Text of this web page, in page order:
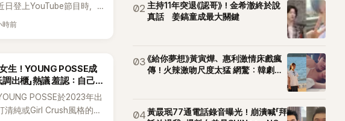
日登上YouTube節目時，
姻觀，直言無法理解「連
前
生！YOUNG POSSE成
調出櫃」熱議 羞認：自己
POSSE於2023年出
清純或Girl Crush風格的女
02 主持11年突退《認哥》！金希澈終於說
真話 姜鎬童成最大關鍵
03《給你夢想》黃寅燁、惠利激情床戲瘋
傳！火辣激吻尺度太猛 網驚：韓劇太
04黃晸珉77通電話錄音曝光！崩潰喊「拜